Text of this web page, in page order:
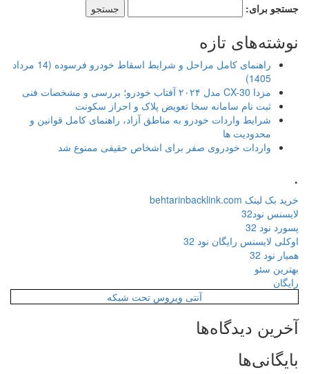
جستجو برای:
نوشته‌های تازه
راهنمای کامل مراحل و شرایط اسقاط خودرو فرسوده (14 مرداد
1405)
مزدا CX-30 مدل ۲۰۲۴ آفتاب خودرو؛ بررسی و مشخصات فنی
ثبت نام سامانه سخا تعویض پلاک و احراز سکونت
شرایط واردات خودرو به مناطق آزاد، راهنمای کامل قوانین و
محدودیت ها
واردات خودروی صفر برای اشخاص حقیقی ممنوع شد
خرید بک لینک behtarinbacklink.com
لایسنس نود32
پسورد نود 32
اوکلی لایسنس رایگان نود 32
همیار نود 32
بهترین سئو
رایگان
آنتی ویروس تحت شبکه
آخرین دیدگاه‌ها
بایگانی‌ها